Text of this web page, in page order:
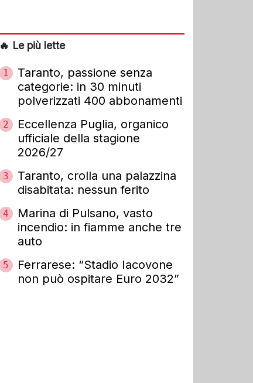
🔥 Le più lette
1
Taranto, passione senza
categorie: in 30 minuti
polverizzati 400 abbonamenti
2
Eccellenza Puglia, organico
ufficiale della stagione
2026/27
3
Taranto, crolla una palazzina
disabitata: nessun ferito
4
Marina di Pulsano, vasto
incendio: in fiamme anche tre
auto
5
Ferrarese: “Stadio Iacovone
non può ospitare Euro 2032”